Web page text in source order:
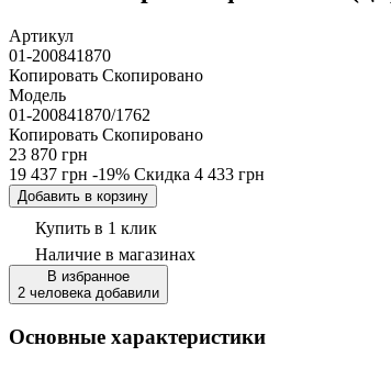
Артикул
01-200841870
Копировать Скопировано
Модель
01-200841870/1762
Копировать Скопировано
23 870 грн
19 437 грн -19% Скидка 4 433 грн
Добавить в корзину
Купить в 1 клик
Наличие в магазинах
В избранное
2 человека добавили
Основные характеристики